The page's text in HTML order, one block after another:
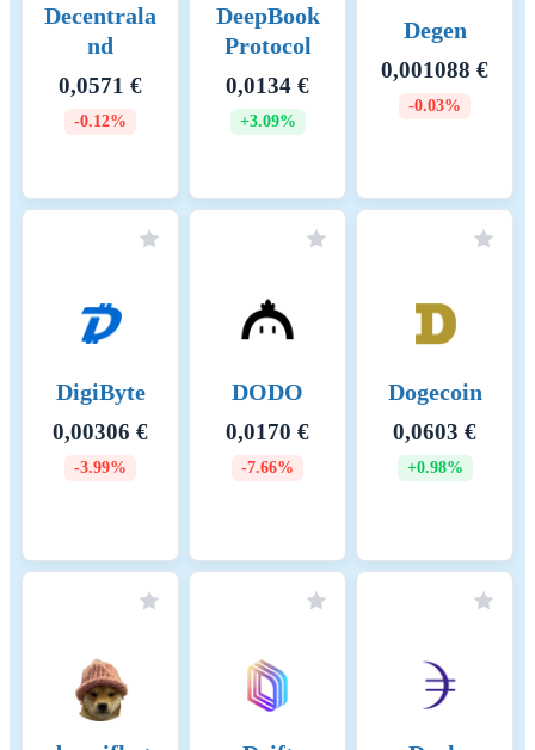
Decentrala
nd
0,0571 €
-0.12%
DeepBook
Protocol
0,0134 €
+3.09%
Degen
0,001088 €
-0.03%
DigiByte
0,00306 €
-3.99%
DODO
0,0170 €
-7.66%
Dogecoin
0,0603 €
+0.98%